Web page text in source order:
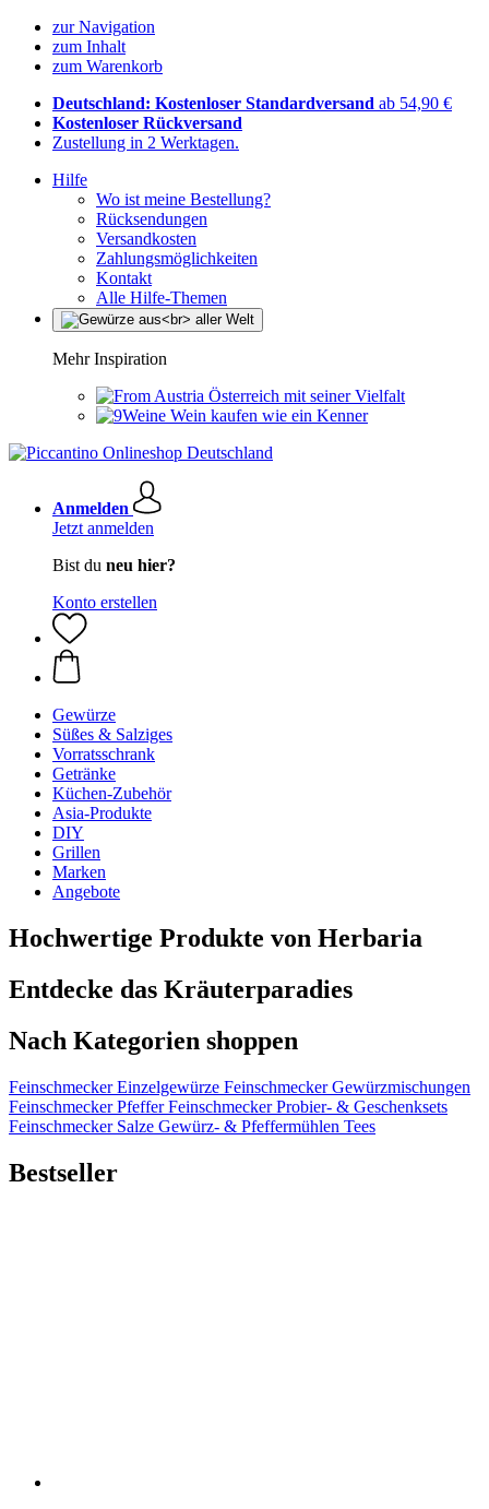
zur Navigation
zum Inhalt
zum Warenkorb
Deutschland: Kostenloser Standardversand ab 54,90 €
Kostenloser Rückversand
Zustellung in 2 Werktagen.
Hilfe
Wo ist meine Bestellung?
Rücksendungen
Versandkosten
Zahlungsmöglichkeiten
Kontakt
Alle Hilfe-Themen
Mehr Inspiration
Österreich mit seiner Vielfalt
Wein kaufen wie ein Kenner
Anmelden
Jetzt anmelden
Bist du neu hier?
Konto erstellen
Gewürze
Süßes & Salziges
Vorratsschrank
Getränke
Küchen-Zubehör
Asia-Produkte
DIY
Grillen
Marken
Angebote
Hochwertige Produkte von Herbaria
Entdecke das Kräuterparadies
Nach Kategorien shoppen
Feinschmecker Einzelgewürze Feinschmecker Gewürzmischungen
Feinschmecker Pfeffer Feinschmecker Probier- & Geschenksets
Feinschmecker Salze Gewürz- & Pfeffermühlen Tees
Bestseller